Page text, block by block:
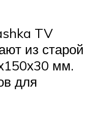
TV
из старой
мм.
для